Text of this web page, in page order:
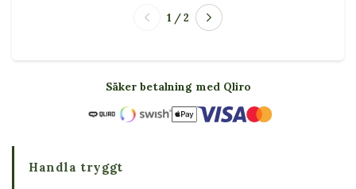
1 / 2
Säker betalning med Qliro
Handla tryggt